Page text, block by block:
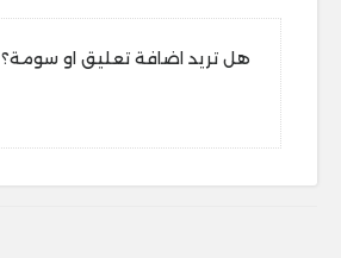
هل تريد اضافة تعليق او سومة؟